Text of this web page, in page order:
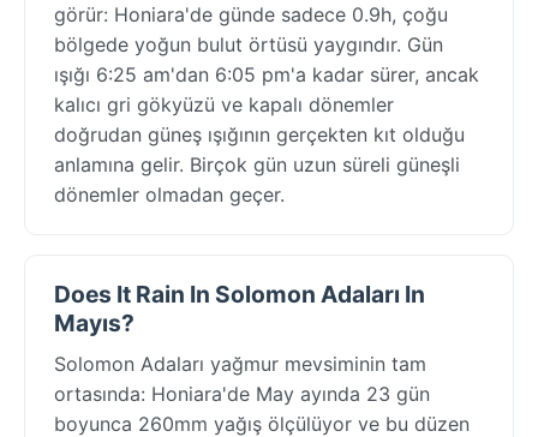
görür: Honiara'de günde sadece 0.9h, çoğu
bölgede yoğun bulut örtüsü yaygındır. Gün
ışığı 6:25 am'dan 6:05 pm'a kadar sürer, ancak
kalıcı gri gökyüzü ve kapalı dönemler
doğrudan güneş ışığının gerçekten kıt olduğu
anlamına gelir. Birçok gün uzun süreli güneşli
dönemler olmadan geçer.
Does It Rain In Solomon Adaları In
Mayıs?
Solomon Adaları yağmur mevsiminin tam
ortasında: Honiara'de May ayında 23 gün
boyunca 260mm yağış ölçülüyor ve bu düzen